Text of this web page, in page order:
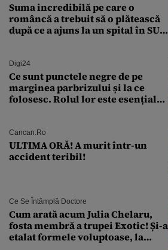
Suma incredibilă pe care o
româncă a trebuit să o plătească
după ce a ajuns la un spital în SUA:
Digi24
Ce sunt punctele negre de pe
marginea parbrizului și la ce
folosesc. Rolul lor este esențial
Cancan.ro
ULTIMA ORĂ! A murit într-un
accident teribil!
Ce Se Întâmplă Doctore
Cum arată acum Julia Chelaru,
fosta membră a trupei Exotic! Și-a
etalat formele voluptoase, la